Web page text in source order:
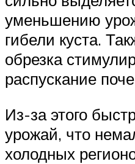
уменьшению
гибели куста.
обрезка
распускание
Из-за этого
урожай, что
холодных